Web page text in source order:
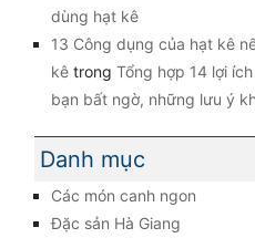
dùng hạt kê
13 Công dụng của hạt kê
kê trong Tổng hợp 14 lợi
bạn bất ngờ, những lưu ý
Danh mục
Các món canh ngon
Đặc sản Hà Giang